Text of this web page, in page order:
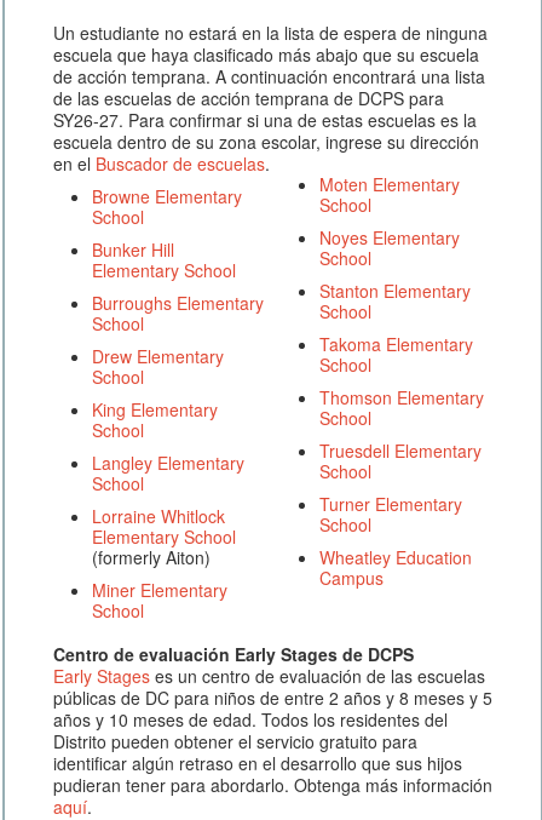
Un estudiante no estará en la lista de espera de ninguna
escuela que haya clasificado más abajo que su escuela
de acción temprana. A continuación encontrará una lista
de las escuelas de acción temprana de DCPS para
SY26-27. Para confirmar si una de estas escuelas es la
escuela dentro de su zona escolar, ingrese su dirección
en el Buscador de escuelas.
Browne Elementary
School
Bunker Hill
Elementary School
Burroughs Elementary
School
Drew Elementary
School
King Elementary
School
Langley Elementary
School
Lorraine Whitlock
Elementary School
(formerly Aiton)
Miner Elementary
School
Moten Elementary
School
Noyes Elementary
School
Stanton Elementary
School
Takoma Elementary
School
Thomson Elementary
School
Truesdell Elementary
School
Turner Elementary
School
Wheatley Education
Campus
Centro de evaluación Early Stages de DCPS
Early Stages es un centro de evaluación de las escuelas
públicas de DC para niños de entre 2 años y 8 meses y 5
años y 10 meses de edad. Todos los residentes del
Distrito pueden obtener el servicio gratuito para
identificar algún retraso en el desarrollo que sus hijos
pudieran tener para abordarlo. Obtenga más información
aquí.